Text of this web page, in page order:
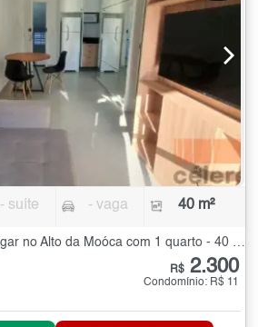
- suíte - vaga 40 m²
R$ 2.300
Condomínio: R$ 11